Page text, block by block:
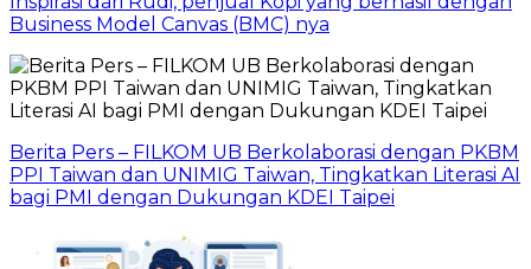
Business Model Canvas (BMC) nya
Berita Pers – FILKOM UB Berkolaborasi dengan PKBM
PPI Taiwan dan UNIMIG Taiwan, Tingkatkan Literasi AI
bagi PMI dengan Dukungan KDEI Taipei